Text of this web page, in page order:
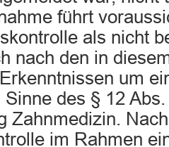
führt
als nicht
nach den in
um
des § 12
Zahnmedizin.
im Rahmen